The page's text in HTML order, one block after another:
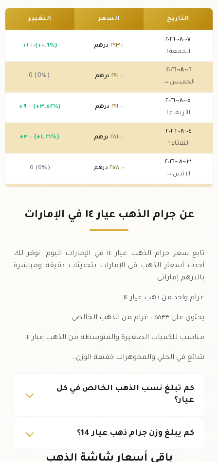
التاريخ السعر التغيير
٠٧-٠٨-٢٠٢٦
الجمعة↑
٢٩٣ .٤٠ درهم + ١ .٧٥ (+٠.٦%)
٠٦-٠٨-٢٠٢٦
الخميس →
٢٩١ .٦٥ درهم 0 (0%)
٠٥-٠٨-٢٠٢٦
الأربعاء↑
٢٩١ .٦٥ درهم + ٩ .٩٢ (+٣.٥٢%)
٠٤-٠٨-٢٠٢٦
الثلاثاء ↑
٢٨١ .٧٣ درهم +٣ .٥٠ (+١.٢٦%)
٠٣-٠٨-٢٠٢٦
الاثنين →
٢٧٨.٢٣ درهم 0 (0%)
٢٧٨.٢٣ درهم
عن جرام الذهب عيار ١٤ في الإمارات
تابع سعر جرام الذهب عيار ١٤ في الإمارات اليوم. نوفر لك
أحدث أسعار الذهب في الإمارات بتحديثات دقيقة ومباشرة
بالدرهم إماراتي.
غرام واحد من ذهب عيار ١٤
يحتوي على ٠.٥٨٣٣ غرام من الذهب الخالص
مناسب للكميات الصغيرة والمتوسطة من الذهب عيار ١٤
شائع في الحلي والمجوهرات خفيفة الوزن…
كم تبلغ نسب الذهب الخالص في كل
عيار؟
كم يبلغ وزن جرام ذهب عيار 14؟
باقي أسعار شاشة الذهب